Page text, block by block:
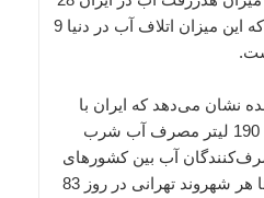
تا 30 درصد است. در حالی که این میزان اتلاف آب در دنیا 9
نشان می‌دهد که ایران با
وجود محدودیت منابع آبی با 190 لیتر مصرف آب شرب
آب بین کشورهای
مختلف است. طبق برآوردها هر شهروند تهرانی در روز 83